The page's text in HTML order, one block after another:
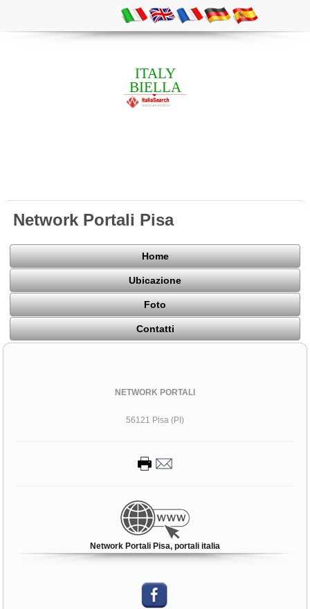
ITALY
BIELLA
Network Portali Pisa
Home
Ubicazione
Foto
Contatti
NETWORK PORTALI
56121 Pisa (PI)
Network Portali Pisa, portali italia